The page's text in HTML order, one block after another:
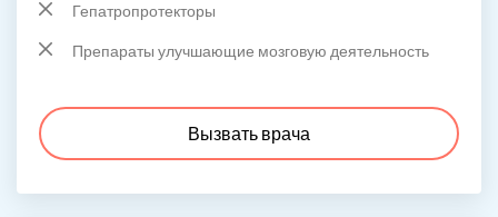
Гепатропротекторы
Препараты улучшающие мозговую деятельность
Вызвать врача